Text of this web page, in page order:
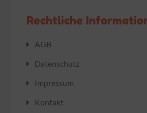
Rechtliche
AGB
Datenschutz
Impressum
Kontakt